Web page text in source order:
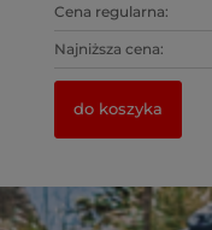
Cena regularna:
Najniższa cena:
do koszyka